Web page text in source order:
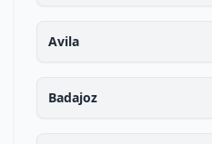
Avila
Badajoz